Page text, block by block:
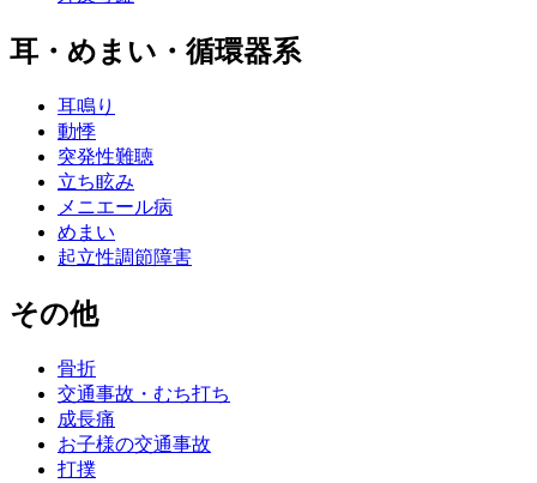
耳・めまい・循環器系
耳鳴り
動悸
突発性難聴
立ち眩み
メニエール病
めまい
起立性調節障害
その他
骨折
交通事故・むち打ち
成長痛
お子様の交通事故
打撲